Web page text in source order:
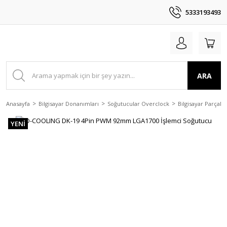
5333193493
ARA
Anasayfa Bilgisayar Donanımları Soğutucular Overclock Bilgisayar
YENİ